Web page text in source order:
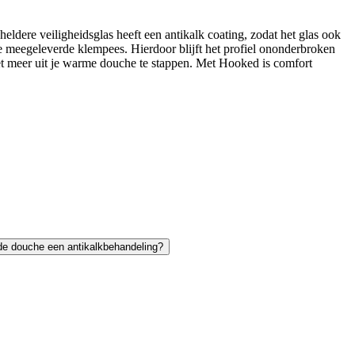
veiligheidsglas heeft een antikalk coating, zodat het glas ook
klempees. Hierdoor blijft het profiel ononderbroken
uit je warme douche te stappen. Met Hooked is comfort
douche een antikalkbehandeling?